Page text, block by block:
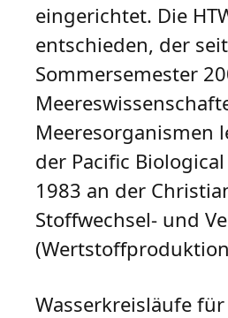
eingerichtet. Die
entschieden, der
Sommersemester
Meeresorganismen
der Pacific
1983 an der
Stoffwechsel- und
Wasserkreisläufe